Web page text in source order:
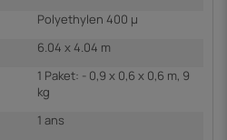
Polyethylen 400 µ
6.04 x 4.04 m
1 Paket: - 0,9 x 0,6 x 0,6 m, 9
kg
1 ans